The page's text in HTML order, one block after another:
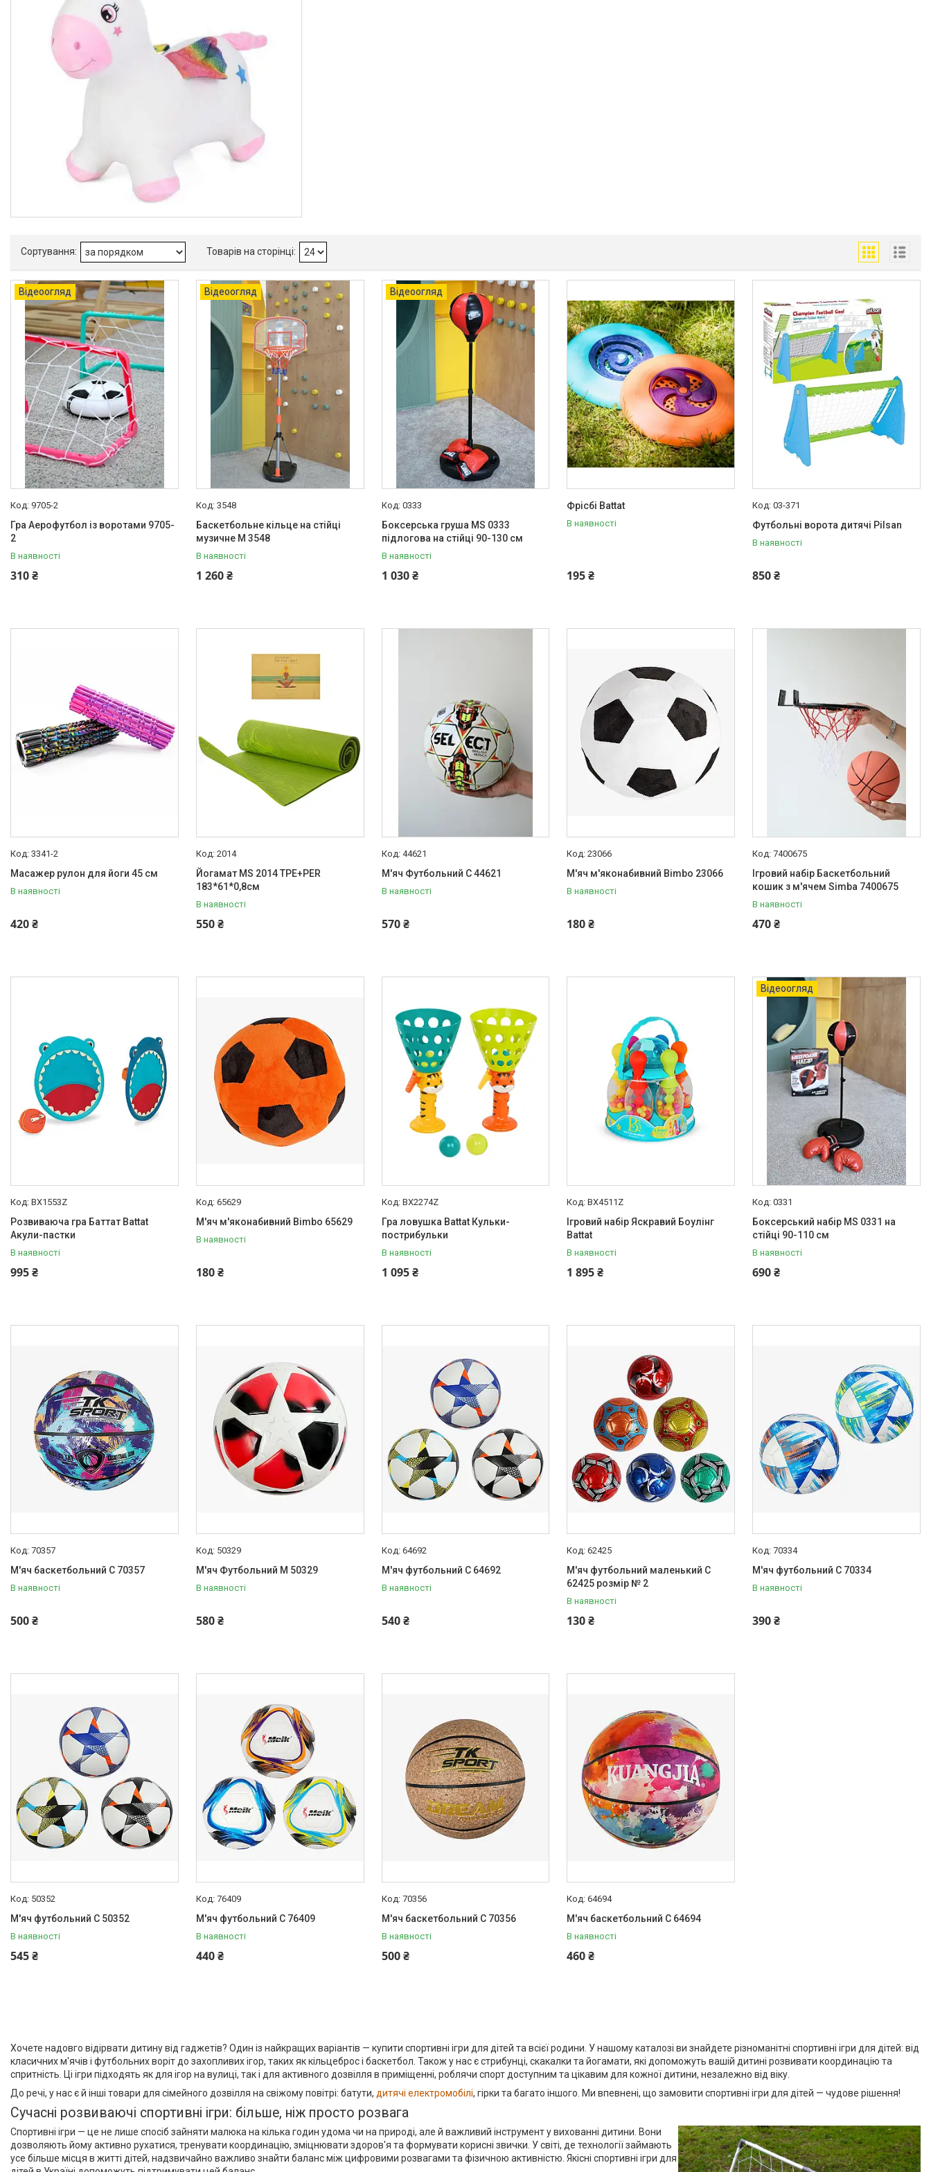
Акційні пропозиції
Новинки
Товари
ТОП товарів Пакунок Малюка
Автокрісла
Дитячі візочки
Меблі дитячі
Іграшки
Дитяче харчування
Одяг дитячий
Переноски для дітей
Дитяча безпека
Басейни каркасні
Валізи дитячі
Надувна продукція для дітей
Корисна інформація для
батьків
Відеоогляд
9705-2
Гра Аерофутбол із воротами 9705-
2
В наявності
310 ₴
Відеоогляд
3548
Баскетбольне кільце на стійці
музичне M 3548
В наявності
1 260 ₴
Відеоогляд
0333
Боксерська груша MS 0333
підлогова на стійці 90-130 см
В наявності
1 030 ₴
Фрісбі Battat
В наявності
195 ₴
03-371
Футбольні ворота дитячі Pilsan
В наявності
850 ₴
3341-2
Масажер рулон для йоги 45 см
В наявності
420 ₴
2014
Йогамат MS 2014 TPE+PER
183*61*0,8см
В наявності
550 ₴
44621
М'яч Футбольний С 44621
В наявності
570 ₴
23066
М'яч м'яконабивний Bimbo 23066
В наявності
180 ₴
7400675
Ігровий набір Баскетбольний
кошик з м'ячем Simba 7400675
В наявності
470 ₴
BX1553Z
Розвиваюча гра Баттат Battat
Акули-пастки
В наявності
995 ₴
65629
М'яч м'яконабивний Bimbo 65629
В наявності
180 ₴
BX2274Z
Гра ловушка Battat Кульки-
пострибульки
В наявності
1 095 ₴
BX4511Z
Ігровий набір Яскравий Боулінг
Battat
В наявності
1 895 ₴
Відеоогляд
0331
Боксерський набір MS 0331 на
стійці 90-110 см
В наявності
690 ₴
70357
М'яч баскетбольний C 70357
В наявності
500 ₴
50329
М'яч Футбольний М 50329
В наявності
580 ₴
64692
М'яч футбольний С 64692
В наявності
540 ₴
62425
М'яч футбольний маленький С
62425 розмір № 2
В наявності
130 ₴
70334
М'яч футбольний С 70334
В наявності
390 ₴
50352
М'яч футбольний С 50352
В наявності
545 ₴
76409
М'яч футбольний С 76409
В наявності
440 ₴
70356
М'яч баскетбольний C 70356
В наявності
500 ₴
64694
М'яч баскетбольний C 64694
В наявності
460 ₴
Хочете надовго відірвати дитину від гаджетів? Один із найкращих варіантів — купити спортивні ігри для дітей та всієї родини. У нашому каталозі ви знайдете різноманітні спортивні ігри для дітей: від
класичних м'ячів і футбольних воріт до захопливих ігор, таких як кільцеброс і баскетбол. Також у нас є стрибунці, скакалки та йогамати, які допоможуть вашій дитині розвивати координацію та
спритність. Ці ігри підходять як для ігор на вулиці, так і для активного дозвілля в приміщенні, роблячи спорт доступним та цікавим для кожної дитини, незалежно від віку.
До речі, у нас є й інші товари для сімейного дозвілля на свіжому повітрі: батути, дитячі електромобілі, гірки та багато іншого. Ми впевнені, що замовити спортивні ігри для дітей — чудове рішення!
Сучасні розвиваючі спортивні ігри: більше, ніж просто розвага
Спортивні ігри — це не лише спосіб зайняти малюка на кілька годин удома чи на природі, але й важливий інструмент у вихованні дитини. Вони
дозволяють йому активно рухатися, тренувати координацію, зміцнювати здоров'я та формувати корисні звички. У світі, де технології займають
усе більше місця в житті дітей, надзвичайно важливо знайти баланс між цифровими розвагами та фізичною активністю. Якісні спортивні ігри для